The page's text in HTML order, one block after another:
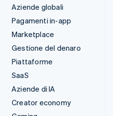
Aziende globali
Pagamenti in-app
Marketplace
Gestione del denaro
Piattaforme
SaaS
Aziende di IA
Creator economy